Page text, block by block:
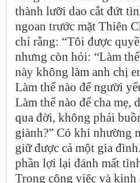
thành lưỡi dao cắt đứt
ngoan trước mặt Thiên
chỉ rằng: “Tôi được
nhưng còn hỏi: “Làm
này không làm anh chị
Làm thế nào để người
Làm thế nào để cha mẹ,
qua đời, không phải
giành?” Có khi nhường
giữ được cả một gia
phần lợi lại đánh mất
Trong công việc và